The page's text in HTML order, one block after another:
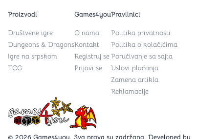
Games4you logo
© 2026 Games4you. Sva prava su zadržana. Developed by
Proizvodi
Društvene igre
Dungeons & Dragons
Igre na srpskom
TCG
Games4you
O nama
Kontakt
Registruj se
Prijavi se
Pravilnici
Politika privatnosti
Politika o kolačićima
Poručivanje sa sajta
Uslovi plaćanja
Zamena artikla
Reklamacije